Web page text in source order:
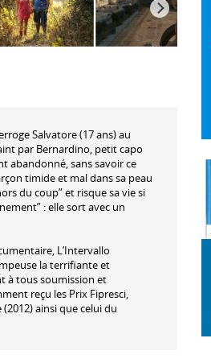
Salvatore (17 ans) au
par Bernardino, petit capo
abandonné, sans savoir ce
timide et mal dans sa peau
du coup” et risque sa vie si
: elle sort avec un
L’Intervallo
la terrifiante et
à tous soumission et
reçu les Prix Fipresci,
ainsi que celui du